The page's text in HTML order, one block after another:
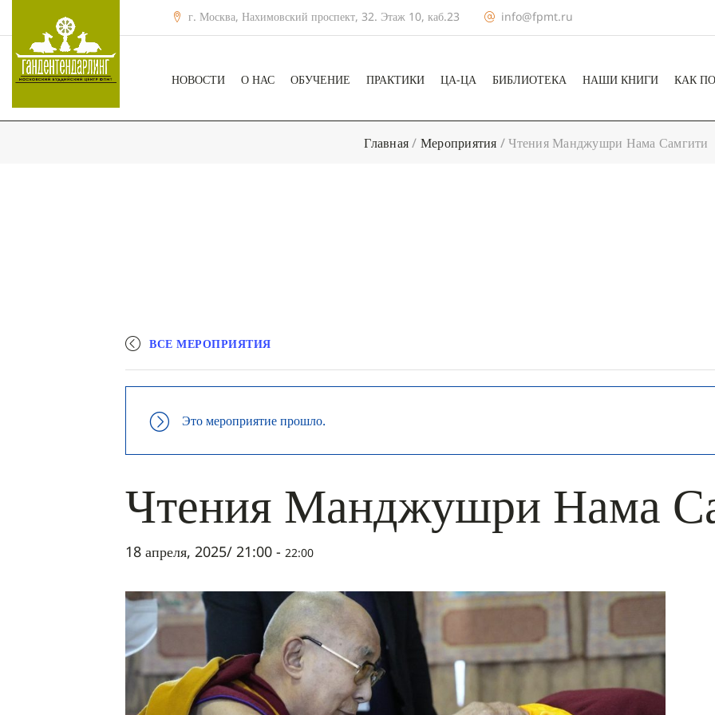
г. Москва, Нахимовский проспект, 32. Этаж 10, каб.23 info@fpmt.ru
НОВОСТИ О НАС ОБУЧЕНИЕ ПРАКТИКИ ЦА-ЦА БИБЛИОТЕКА НАШИ КНИГИ КАК
Главная/ Мероприятия /Чтения Манджушри Нама Самгити
ВСЕ МЕРОПРИЯТИЯ
Это мероприятие прошло.
Чтения Манджушри Нама
18 апреля, 2025/ 21:00 - 22:00